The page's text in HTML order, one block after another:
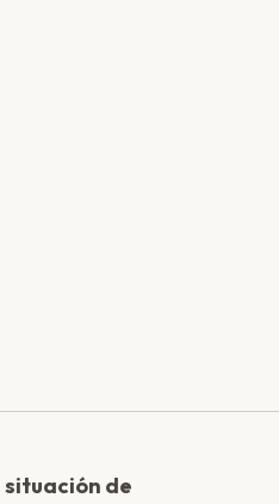
situación de